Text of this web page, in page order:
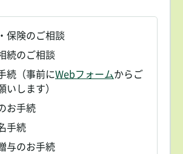
保険のご相談
続のご相談
続（事前にWebフォームからご
します）
お手続
手続
与のお手続